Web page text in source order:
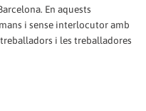
En aquests
i sense interlocutor amb
i les treballadores